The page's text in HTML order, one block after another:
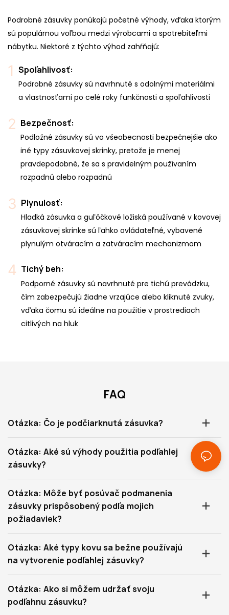
Podrobné zásuvky ponúkajú početné výhody, vďaka ktorým
sú populárnou voľbou medzi výrobcami a spotrebiteľmi
nábytku. Niektoré z týchto výhod zahŕňajú:
Spoľahlivosť:
Podrobné zásuvky sú navrhnuté s odolnými materiálmi
a vlastnosťami po celé roky funkčnosti a spoľahlivosti
Bezpečnosť:
Podložné zásuvky sú vo všeobecnosti bezpečnejšie ako
iné typy zásuvkovej skrinky, pretože je menej
pravdepodobné, že sa s pravidelným používaním
rozpadnú alebo rozpadnú
Plynulosť:
Hladká zásuvka a guľôčkové ložiská používané v kovovej
zásuvkovej skrinke sú ľahko ovládateľné, vybavené
plynulým otváracím a zatváracím mechanizmom
Tichý beh:
Podporné zásuvky sú navrhnuté pre tichú prevádzku,
čím zabezpečujú žiadne vrzajúce alebo kliknuté zvuky,
vďaka čomu sú ideálne na použitie v prostrediach
citlivých na hluk
FAQ
Otázka: Čo je podčiarknutá zásuvka?
Otázka: Aké sú výhody použitia podľahlej
zásuvky?
Otázka: Môže byť posúvač podmanenia
zásuvky prispôsobený podľa mojich
požiadaviek?
Otázka: Aké typy kovu sa bežne používajú
na vytvorenie podľahlej zásuvky?
Otázka: Ako si môžem udržať svoju
podľahnu zásuvku?